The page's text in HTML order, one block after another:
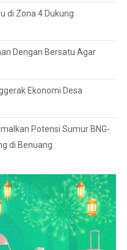
di Zona 4 Dukung
Dengan Bersatu Agar
Ekonomi Desa
Potensi Sumur BNG-
di Benuang